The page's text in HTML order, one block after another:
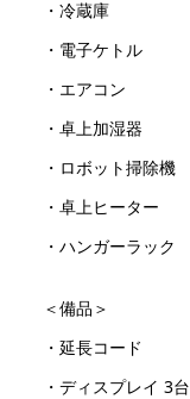
・冷蔵庫
・電子ケトル
・エアコン
・卓上加湿器
・ロボット掃除機
・卓上ヒーター
・ハンガーラック
＜備品＞
・延長コード
・ディスプレイ 3台